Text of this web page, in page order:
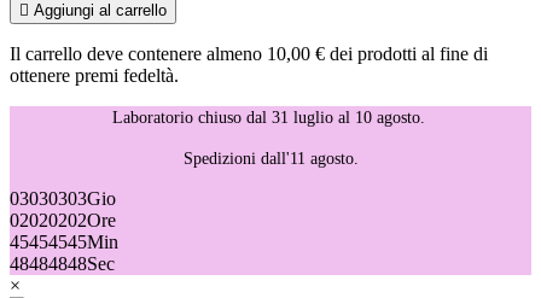
 Aggiungi al carrello
Il carrello deve contenere almeno 10,00 € dei prodotti al fine di
ottenere premi fedeltà.
Laboratorio chiuso dal 31 luglio al 10 agosto.
Spedizioni dall'11 agosto.
03030303Gio
02020202Ore
45454545Min
48484848Sec
×